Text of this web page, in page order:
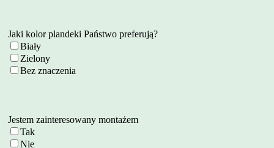
Jaki kolor plandeki Państwo preferują?
Biały
Zielony
Bez znaczenia
Jestem zainteresowany montażem
Tak
Nie